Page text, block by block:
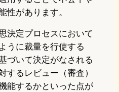
性があります。
決定プロセスにおいて
うに裁量を行使する
づいて決定がなされる
するレビュー（審査）
能するかといった点が